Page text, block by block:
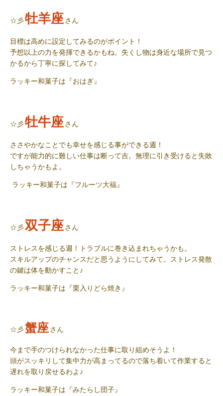
☆彡牡羊座さん
目標は高めに設定してみるのがポイント！
予想以上の力を発揮できるかもね。失くし物は身近な場所で見つ
かるから丁寧に探してみて♪
ラッキー和菓子は『おはぎ』
☆彡牡牛座さん
ささやかなことでも幸せを感じる事ができる週！
ですが能力的に難しい仕事は断って吉。無理に引き受けると失敗
しちゃうかもよ。
ラッキー和菓子は『フルーツ大福』
☆彡双子座さん
ストレスを感じる週！トラブルに巻き込まれちゃうかも。
スキルアップのチャンスだと思うようにしてみて。ストレス発散
の鍵は体を動かすこと♪
ラッキー和菓子は『栗入りどら焼き』
☆彡蟹座さん
今まで手のつけられなかった仕事に取り組めそうよ！
頭がスッキリして集中力が高まってるので落ち着いて作業すると
遅れを取り戻せるわよ♪
ラッキー和菓子は『みたらし団子』